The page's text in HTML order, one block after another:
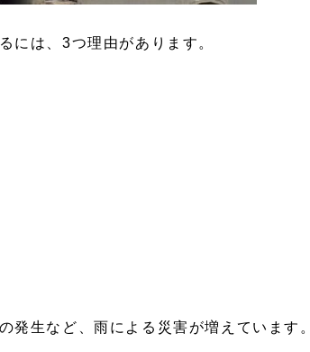
には、3つ理由があります。
発生など、雨による災害が増えています。